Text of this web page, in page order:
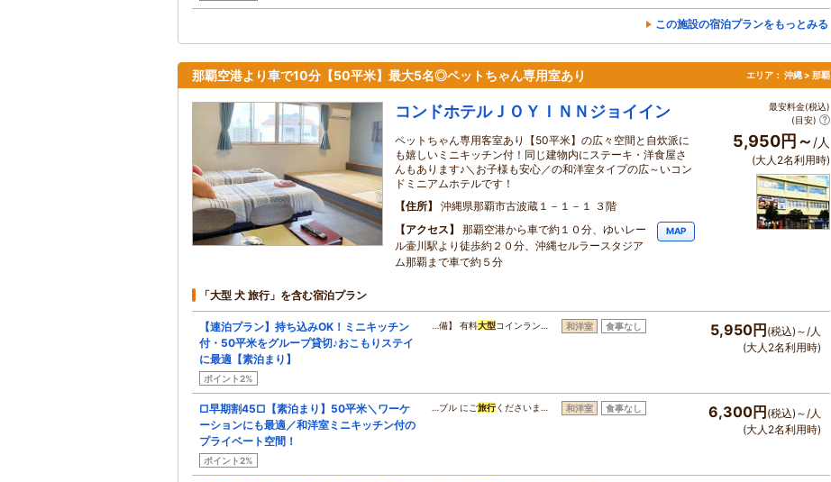
この施設の宿泊プランをもっとみる
那覇空港より車で10分【50平米】最大5名◎ペットちゃん専用室あり エリア： 沖縄 > 那覇
コンドホテルＪＯＹＩＮＮジョイイン
ペットちゃん専用客室あり【50平米】の広々空間と自炊派に
も嬉しいミニキッチン付！同じ建物内にステーキ・洋食屋さ
んもあります♪＼お子様も安心／の和洋室タイプの広～いコン
ドミニアムホテルです！
住所
沖縄県那覇市古波蔵１－１－１ ３階
アクセス
那覇空港から車で約１０分、ゆいレー
ル壷川駅より徒歩約２０分、沖縄セルラースタジア
ム那覇まで車で約５分
MAP
最安料金(税込)
(目安)
5,950円～ /人
(大人2名利用時)
「大型 犬 旅行」を含む宿泊プラン
【連泊プラン】持ち込みOK！ミニキッチン
付・50平米をグループ貸切♪おこもりステイ
に最適【素泊まり】
ポイント2%
…備】 有料大型コインラン… 和洋室 食事なし 5,950円(税込)～/人
(大人2名利用時)
□早期割45□【素泊まり】50平米＼ワーケ
ーションにも最適／和洋室ミニキッチン付の
プライベート空間！
ポイント2%
…ブル にご旅行くださいま… 和洋室 食事なし 6,300円(税込)～/人
(大人2名利用時)